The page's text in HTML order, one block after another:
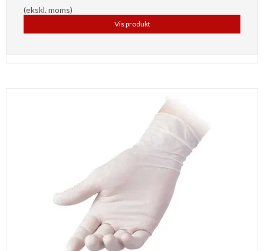
(ekskl. moms)
Vis produkt